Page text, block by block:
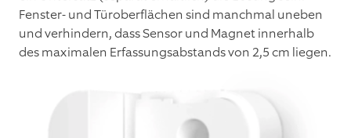
Fenster- und Türoberflächen sind manchmal uneben
und verhindern, dass Sensor und Magnet innerhalb
des maximalen Erfassungsabstands von 2,5 cm liegen.